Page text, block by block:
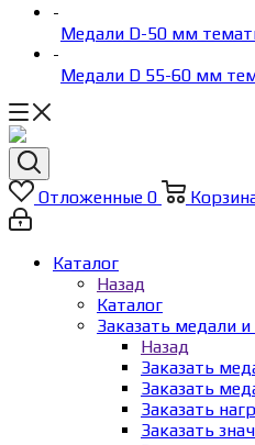
-
Медали D-50 мм
-
Медали D 55-60 мм
Отложенные 0
Каталог
Назад
Каталог
Заказать медали и
Назад
Заказать
Заказать
Заказать
Заказать